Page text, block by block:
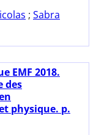
; Sabra
EMF 2018.
des
physique. p.